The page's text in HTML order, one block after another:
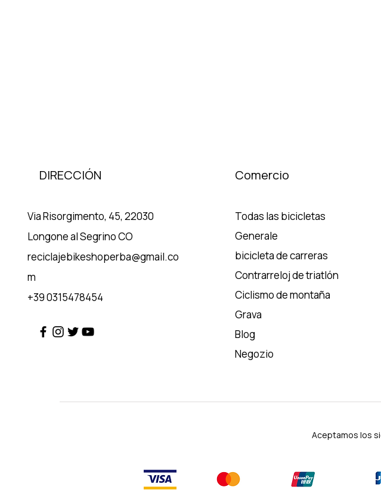
DIRECCIÓN
Via Risorgimento, 45, 22030
Longone al Segrino CO
reciclajebikeshoperba@gmail.co
m
+39 0315478454
Comercio
Todas las bicicletas
Generale
bicicleta de carreras
Contrarreloj de triatlón
Ciclismo de montaña
Grava
Blog
Negozio
Aceptamos los